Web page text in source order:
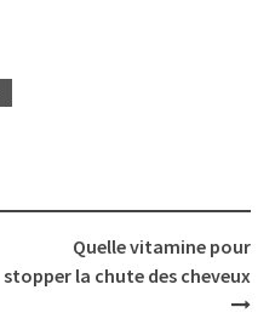
Quelle vitamine pour
stopper la chute des cheveux